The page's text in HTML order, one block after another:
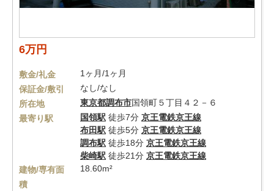
6万円
敷金/礼金
1ヶ月/1ヶ月
保証金/敷引
なし/なし
所在地
東京都調布市国領町５丁目４２－６
最寄り駅
国領駅 徒歩7分 京王電鉄京王線
布田駅 徒歩5分 京王電鉄京王線
調布駅 徒歩18分 京王電鉄京王線
柴崎駅 徒歩21分 京王電鉄京王線
建物/専有面
積
18.60m²